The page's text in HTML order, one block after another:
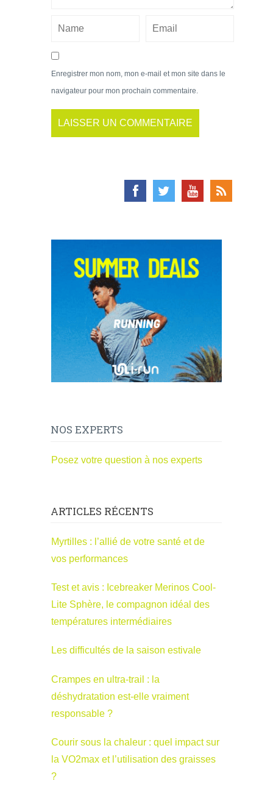
Enregistrer mon nom, mon e-mail et mon site dans le
navigateur pour mon prochain commentaire.
NOS EXPERTS
Posez votre question à nos experts
ARTICLES RÉCENTS
Myrtilles : l’allié de votre santé et de
vos performances
Test et avis : Icebreaker Merinos Cool-
Lite Sphère, le compagnon idéal des
températures intermédiaires
Les difficultés de la saison estivale
Crampes en ultra-trail : la
déshydratation est-elle vraiment
responsable ?
Courir sous la chaleur : quel impact sur
la VO2max et l’utilisation des graisses
?